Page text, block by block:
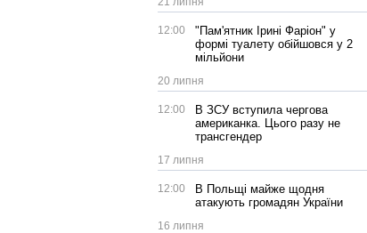
12:00
"Пам'ятник Ірині Фаріон" у
формі туалету обійшовся у 2
мільйони
20 липня
12:00
В ЗСУ вступила чергова
американка. Цього разу не
трансгендер
17 липня
12:00
В Польщі майже щодня
атакують громадян України
16 липня